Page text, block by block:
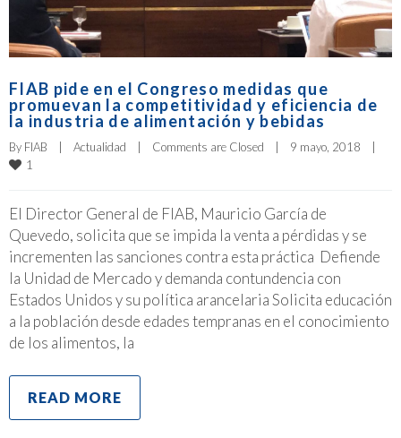
FIAB pide en el Congreso medidas que
promuevan la competitividad y eficiencia de
la industria de alimentación y bebidas
By FIAB Actualidad Comments are Closed 9 mayo, 2018
1
El Director General de FIAB, Mauricio García de
Quevedo, solicita que se impida la venta a pérdidas y se
incrementen las sanciones contra esta práctica Defiende
la Unidad de Mercado y demanda contundencia con
Estados Unidos y su política arancelaria Solicita educación
a la población desde edades tempranas en el conocimiento
de los alimentos, la
READ MORE